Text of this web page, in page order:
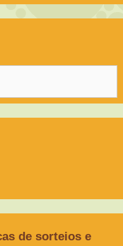
de sorteios e